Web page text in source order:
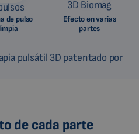
de pulso
limpia
Efecto en varias
partes
de cada parte